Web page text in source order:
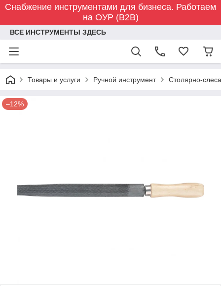
Снабжение инструментами для бизнеса. Работаем
на ОУР (B2B)
ВСЕ ИНСТРУМЕНТЫ ЗДЕСЬ
Товары и услуги Ручной инструмент Столярно-
–12%